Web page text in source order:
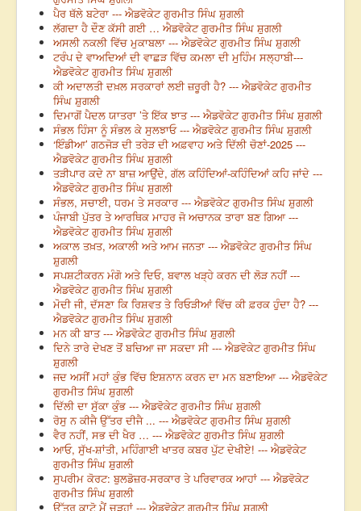
ਪੈਰ ਥੱਲੇ ਬਟੇਰਾ --- ਐਡਵੋਕੇਟ ਗੁਰਮੀਤ ਸਿੰਘ ਸ਼ੁਗਲੀ
ਲੱਗਦਾ ਹੈ ਦੌਣ ਕੱਸੀ ਗਈ … ਐਡਵੋਕੇਟ ਗੁਰਮੀਤ ਸਿੰਘ ਸ਼ੁਗਲੀ
ਅਸਲੀ ਨਕਲੀ ਵਿੱਚ ਮੁਕਾਬਲਾ --- ਐਡਵੋਕੇਟ ਗੁਰਮੀਤ ਸਿੰਘ ਸ਼ੁਗਲੀ
ਟਰੰਪ ਦੇ ਵਾਅਦਿਆਂ ਦੀ ਵਾਛੜ ਵਿੱਚ ਕਮਲਾ ਦੀ ਮੁਹਿੰਮ ਸਲ੍ਹਾਬੀ---
ਐਡਵੋਕੇਟ ਗੁਰਮੀਤ ਸਿੰਘ ਸ਼ੁਗਲੀ
ਕੀ ਅਦਾਲਤੀ ਦਖ਼ਲ ਸਰਕਾਰਾਂ ਲਈ ਜ਼ਰੂਰੀ ਹੈ? --- ਐਡਵੋਕੇਟ ਗੁਰਮੀਤ
ਸਿੰਘ ਸ਼ੁਗਲੀ
ਦਿਮਾਗੋਂ ਪੈਦਲ ਯਾਤਰਾ ’ਤੇ ਇੱਕ ਝਾਤ --- ਐਡਵੋਕੇਟ ਗੁਰਮੀਤ ਸਿੰਘ ਸ਼ੁਗਲੀ
ਸੰਭਲ ਹਿੰਸਾ ਨੂੰ ਸੰਭਲ ਕੇ ਸੁਲਝਾਓ --- ਐਡਵੋਕੇਟ ਗੁਰਮੀਤ ਸਿੰਘ ਸ਼ੁਗਲੀ
‘ਇੰਡੀਆ’ ਗਠਜੋੜ ਦੀ ਤਰੇੜ ਦੀ ਅਫ਼ਵਾਹ ਅਤੇ ਦਿੱਲੀ ਚੋਣਾਂ-2025 ---
ਐਡਵੋਕੇਟ ਗੁਰਮੀਤ ਸਿੰਘ ਸ਼ੁਗਲੀ
ਤੜੀਪਾਰ ਕਦੇ ਨਾ ਬਾਜ਼ ਆਉਂਦੇ, ਗੱਲ ਕਹਿੰਦਿਆਂ-ਕਹਿੰਦਿਆਂ ਕਹਿ ਜਾਂਦੇ ---
ਐਡਵੋਕੇਟ ਗੁਰਮੀਤ ਸਿੰਘ ਸ਼ੁਗਲੀ
ਸੰਭਲ, ਸਚਾਈ, ਧਰਮ ਤੇ ਸਰਕਾਰ --- ਐਡਵੋਕੇਟ ਗੁਰਮੀਤ ਸਿੰਘ ਸ਼ੁਗਲੀ
ਪੰਜਾਬੀ ਪੁੱਤਰ ਤੇ ਆਰਥਿਕ ਮਾਹਰ ਜੋ ਅਚਾਨਕ ਤਾਰਾ ਬਣ ਗਿਆ ---
ਐਡਵੋਕੇਟ ਗੁਰਮੀਤ ਸਿੰਘ ਸ਼ੁਗਲੀ
ਅਕਾਲ ਤਖ਼ਤ, ਅਕਾਲੀ ਅਤੇ ਆਮ ਜਨਤਾ --- ਐਡਵੋਕੇਟ ਗੁਰਮੀਤ ਸਿੰਘ
ਸ਼ੁਗਲੀ
ਸਪਸ਼ਟੀਕਰਨ ਮੰਗੋ ਅਤੇ ਦਿਓ, ਬਵਾਲ ਖੜ੍ਹੇ ਕਰਨ ਦੀ ਲੋੜ ਨਹੀਂ ---
ਐਡਵੋਕੇਟ ਗੁਰਮੀਤ ਸਿੰਘ ਸ਼ੁਗਲੀ
ਮੋਦੀ ਜੀ, ਦੱਸਣਾ ਕਿ ਰਿਸ਼ਵਤ ਤੇ ਰਿਓੜੀਆਂ ਵਿੱਚ ਕੀ ਫ਼ਰਕ ਹੁੰਦਾ ਹੈ? ---
ਐਡਵੋਕੇਟ ਗੁਰਮੀਤ ਸਿੰਘ ਸ਼ੁਗਲੀ
ਮਨ ਕੀ ਬਾਤ --- ਐਡਵੋਕੇਟ ਗੁਰਮੀਤ ਸਿੰਘ ਸ਼ੁਗਲੀ
ਦਿਨੇ ਤਾਰੇ ਦੇਖਣ ਤੋਂ ਬਚਿਆ ਜਾ ਸਕਦਾ ਸੀ --- ਐਡਵੋਕੇਟ ਗੁਰਮੀਤ ਸਿੰਘ
ਸ਼ੁਗਲੀ
ਜਦ ਅਸੀਂ ਮਹਾਂ ਕੁੰਭ ਵਿੱਚ ਇਸ਼ਨਾਨ ਕਰਨ ਦਾ ਮਨ ਬਣਾਇਆ --- ਐਡਵੋਕੇਟ
ਗੁਰਮੀਤ ਸਿੰਘ ਸ਼ੁਗਲੀ
ਦਿੱਲੀ ਦਾ ਸੁੱਕਾ ਕੁੰਭ --- ਐਡਵੋਕੇਟ ਗੁਰਮੀਤ ਸਿੰਘ ਸ਼ੁਗਲੀ
ਰੋਸੁ ਨ ਕੀਜੈ ਉੱਤਰ ਦੀਜੈ ... --- ਐਡਵੋਕੇਟ ਗੁਰਮੀਤ ਸਿੰਘ ਸ਼ੁਗਲੀ
ਵੈਰ ਨਹੀਂ, ਸਭ ਦੀ ਖੈਰ … --- ਐਡਵੋਕੇਟ ਗੁਰਮੀਤ ਸਿੰਘ ਸ਼ੁਗਲੀ
ਆਓ, ਸੁੱਖ-ਸ਼ਾਂਤੀ, ਮਹਿੰਗਾਈ ਖਾਤਰ ਕਬਰ ਪੁੱਟ ਦੇਖੀਏ! --- ਐਡਵੋਕੇਟ
ਗੁਰਮੀਤ ਸਿੰਘ ਸ਼ੁਗਲੀ
ਸੁਪਰੀਮ ਕੋਰਟ: ਬੁਲਡੋਜ਼ਰ-ਸਰਕਾਰ ਤੇ ਪਰਿਵਾਰਕ ਆਹਾਂ --- ਐਡਵੋਕੇਟ
ਗੁਰਮੀਤ ਸਿੰਘ ਸ਼ੁਗਲੀ
ਉੱਤਰ ਕਾਟੋ ਮੈਂ ਚੜ੍ਹਾਂ --- ਐਡਵੋਕੇਟ ਗੁਰਮੀਤ ਸਿੰਘ ਸ਼ੁਗਲੀ